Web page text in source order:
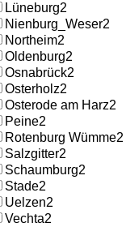
Lüneburg2
Nienburg_Weser2
Northeim2
Oldenburg2
Osnabrück2
Osterholz2
Osterode am Harz2
Peine2
Rotenburg Wümme2
Salzgitter2
Schaumburg2
Stade2
Uelzen2
Vechta2